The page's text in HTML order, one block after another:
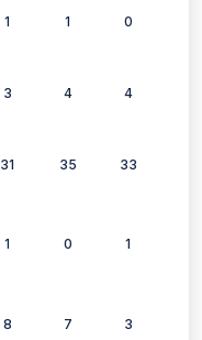
1 1 0
3 4 4
31 35 33
1 0 1
8 7 3